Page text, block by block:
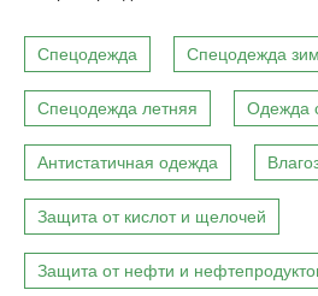
Спецодежда Спецодежда
Спецодежда летняя Одежда
Антистатичная одежда
Защита от кислот и щелочей
Защита от нефти и